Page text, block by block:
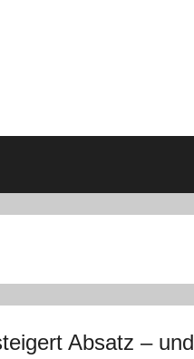
Absatz – und